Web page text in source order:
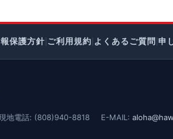
保護方針 ご利用規約 よくあるご質問 申
地電話: (808)940-8818 E-MAIL: